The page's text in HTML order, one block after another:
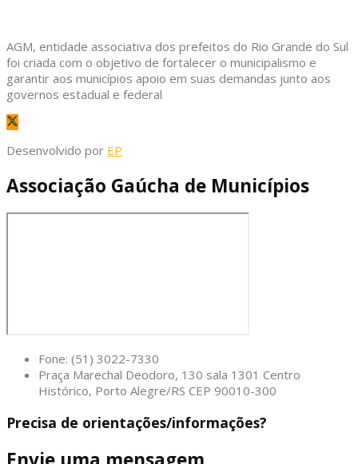
AGM, entidade associativa dos prefeitos do Rio Grande do Sul
foi criada com o objetivo de fortalecer o municipalismo e
garantir aos municípios apoio em suas demandas junto aos
governos estadual e federal
Desenvolvido por EP
Associação Gaúcha de Municípios
Fone: (51) 3022-7330
Praça Marechal Deodoro, 130 sala 1301 Centro
Histórico, Porto Alegre/RS CEP 90010-300
Precisa de orientações/informações?